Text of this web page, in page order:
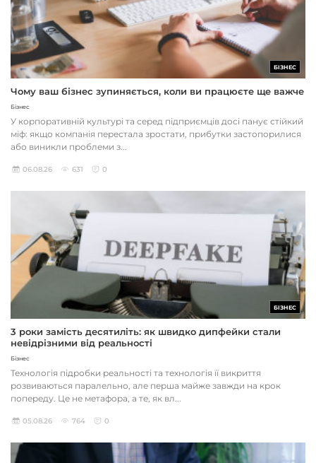
БІЗНЕС
Чому ваш бізнес зупиняється, коли ви працюєте ще важче
Бізнес
У корпоративній культурі та серед підприємців досі панує стійкий
міф: якщо компанія перестала зростати, прибутки застопорилися
або виникли проблеми з...
06.08.26 631 0
БІЗНЕС
3 роки замість десятиліть: як швидко дипфейки стали
невідрізними від реальності
Бізнес
Технологія підробки реальності та технологія її викриття
розвиваються паралельно, але перша майже завжди на крок
попереду. Це не метафора, а те, як вл...
05.08.26 764 0